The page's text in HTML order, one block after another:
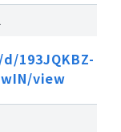
193JQKBZ-
view